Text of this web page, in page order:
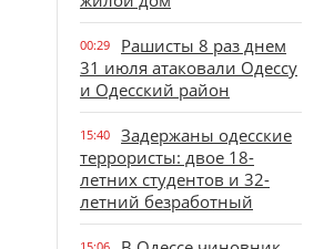
00:29
Рашисты 8 раз днем
31 июля атаковали Одессу
и Одесский район
15:40
Задержаны одесские
террористы: двое 18-
летних студентов и 32-
летний безработный